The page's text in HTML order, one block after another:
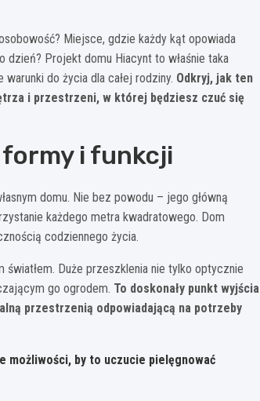
Miejsce, gdzie każdy kąt opowiada
Projekt domu Hiacynt to właśnie taka
do życia dla całej rodziny. Odkryj, jak ten
i przestrzeni, w której będziesz czuć się
i funkcji
domu. Nie bez powodu – jego główną
każdego metra kwadratowego. Dom
codziennego życia.
Duże przeszklenia nie tylko optycznie
go ogrodem. To doskonały punkt wyjścia
przestrzenią odpowiadającą na potrzeby
możliwości, by to uczucie pielęgnować